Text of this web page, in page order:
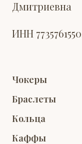
Дмитриевна
ИНН
Чокеры
Браслеты
Кольца
Каффы